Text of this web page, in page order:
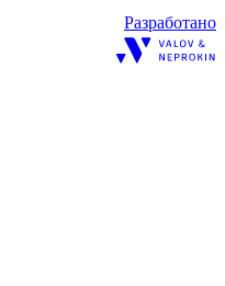
Разработано